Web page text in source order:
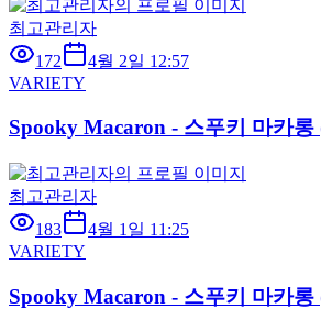
최고관리자
172
4월 2일 12:57
VARIETY
Spooky Macaron - 스푸키 마카롱
최고관리자
183
4월 1일 11:25
VARIETY
Spooky Macaron - 스푸키 마카롱